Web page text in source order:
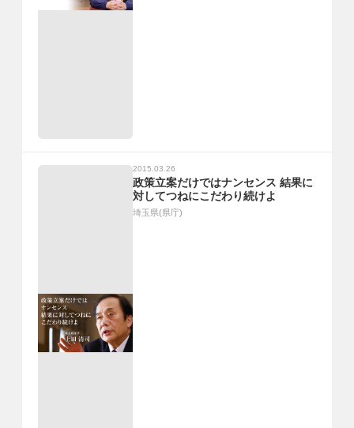
2015.03.26
政策立案だけではナンセンス 結果に
対してつねにこだわり続けよ
埼玉県(県庁)